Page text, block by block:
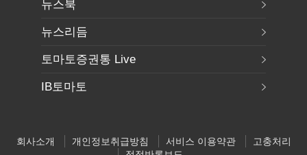
뉴스북
뉴스리듬
토마토증권통 Live
IB토마토
회사소개 개인정보취급방침 서비스 이용약관
고충처리